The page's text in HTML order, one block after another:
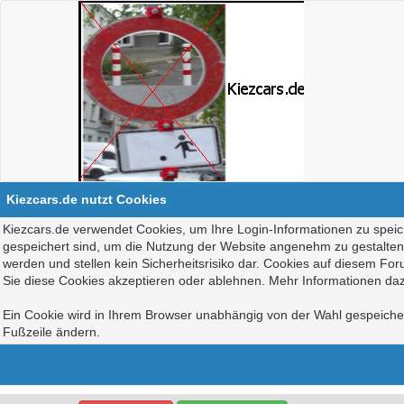
Kiezcars.de nutzt Cookies
Kiezcars.de verwendet Cookies, um Ihre Login-Informationen zu
gespeichert sind, um die Nutzung der Website angenehm zu
werden und stellen kein Sicherheitsrisiko dar. Cookies auf diesem
Sie diese Cookies akzeptieren oder ablehnen. Mehr Informationen
Ein Cookie wird in Ihrem Browser unabhängig von der Wahl
Fußzeile ändern.